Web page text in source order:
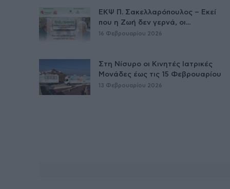
ΕΚΨ Π. Σακελλαρόπουλος – Εκεί
που η Ζωή δεν γερνά, οι...
16 Φεβρουαρίου 2026
Στη Νίσυρο οι Κινητές Ιατρικές
Μονάδες έως τις 15 Φεβρουαρίου
13 Φεβρουαρίου 2026